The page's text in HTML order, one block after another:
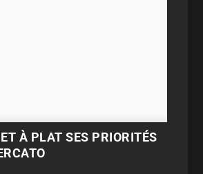
À PLAT SES PRIORITÉS